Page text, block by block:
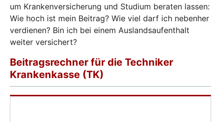
um Krankenversicherung und Studium beraten lassen:
Wie hoch ist mein Beitrag? Wie viel darf ich nebenher
verdienen? Bin ich bei einem Auslandsaufenthalt
weiter versichert?